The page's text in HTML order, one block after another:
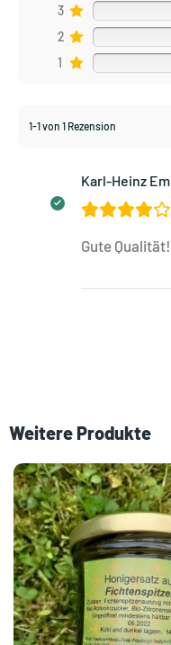
3
2
1
1-1 von 1 Rezension
Karl-Heinz
Gute Qualität!
Weitere Produkte